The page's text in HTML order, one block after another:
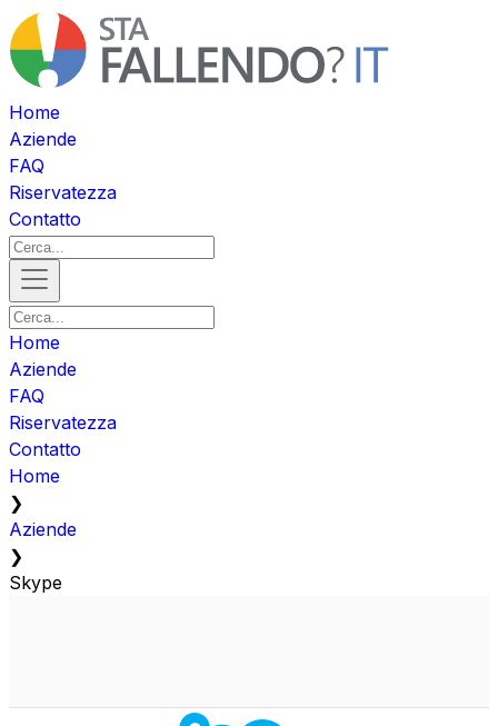
Home
Aziende
FAQ
Riservatezza
Contatto
Home
Aziende
FAQ
Riservatezza
Contatto
Home
❯
Aziende
❯
Skype